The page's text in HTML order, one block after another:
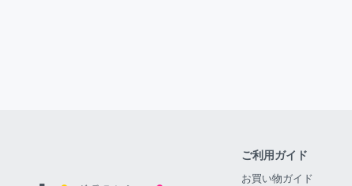
ご利用ガイド
お買い物ガイド